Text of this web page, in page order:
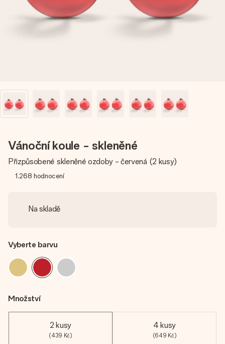
jménem, vaší fotografií nebo vzkazem, který doopravdy
zahřeje u srdce. Žádné zbytečné složitosti, jen spousta
lásky pro daný okamžik.
Vánoční koule - skleněné
Přizpůsobené skleněné ozdoby - červená (2 kusy)
1,268 hodnocení
Na skladě
Vyberte barvu
Množství
2 kusy
(439 Kč)
4 kusy
(649 Kč)